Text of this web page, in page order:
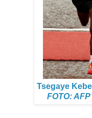
Tsegaye
FOTO: